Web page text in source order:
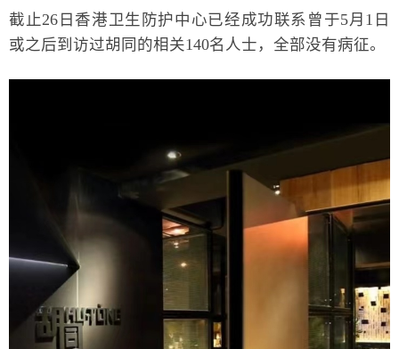
截止26日香港卫生防护中心已经成功联系曾于5月1日
或之后到访过胡同的相关140名人士，全部没有病征。